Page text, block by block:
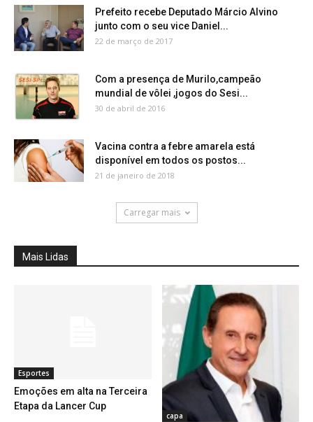
Prefeito recebe Deputado Márcio Alvino
junto com o seu vice Daniel...
22 de março de 2017
Com a presença de Murilo,campeão
mundial de vôlei ,jogos do Sesi...
30 de abril de 2016
Vacina contra a febre amarela está
disponível em todos os postos...
21 de janeiro de 2018
Carregar mais
Mais Lidas
Esportes
Emoções em alta na Terceira
Etapa da Lancer Cup
capa